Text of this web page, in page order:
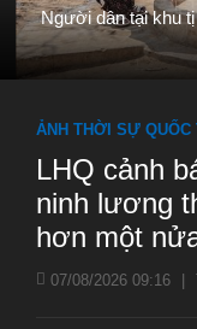
Người dân tại khu
ẢNH THỜI SỰ QUỐC
LHQ cảnh
ninh lương
hơn một
07/08/2026 09:16